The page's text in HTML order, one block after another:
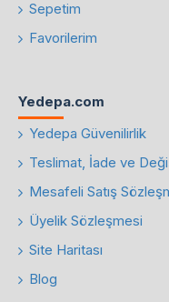
Sepetim
Favorilerim
Yedepa.com
Yedepa Güvenilirlik
Teslimat, İade ve
Mesafeli Satış
Üyelik Sözleşmesi
Site Haritası
Blog